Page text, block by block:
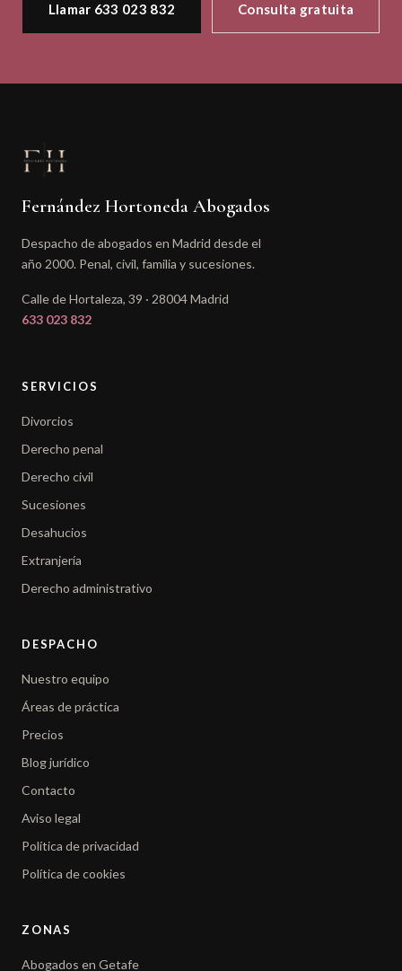
Llamar 633 023 832 Consulta gratuita
Fernández Hortoneda Abogados
Despacho de abogados en Madrid desde el
año 2000. Penal, civil, familia y sucesiones.
Calle de Hortaleza, 39 · 28004 Madrid
633 023 832
SERVICIOS
Divorcios
Derecho penal
Derecho civil
Sucesiones
Desahucios
Extranjería
Derecho administrativo
DESPACHO
Nuestro equipo
Áreas de práctica
Precios
Blog jurídico
Contacto
Aviso legal
Política de privacidad
Política de cookies
ZONAS
Abogados en Getafe